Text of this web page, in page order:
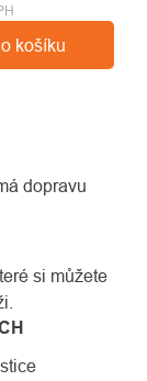
košíku
dopravu
si můžete